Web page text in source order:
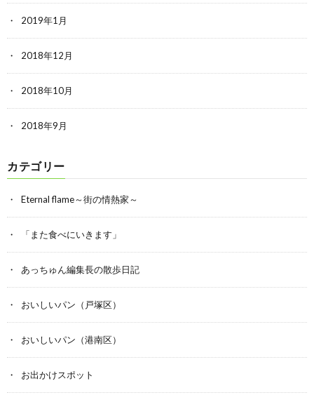
2019年1月
2018年12月
2018年10月
2018年9月
カテゴリー
Eternal flame～街の情熱家～
「また食べにいきます」
あっちゅん編集長の散歩日記
おいしいパン（戸塚区）
おいしいパン（港南区）
お出かけスポット